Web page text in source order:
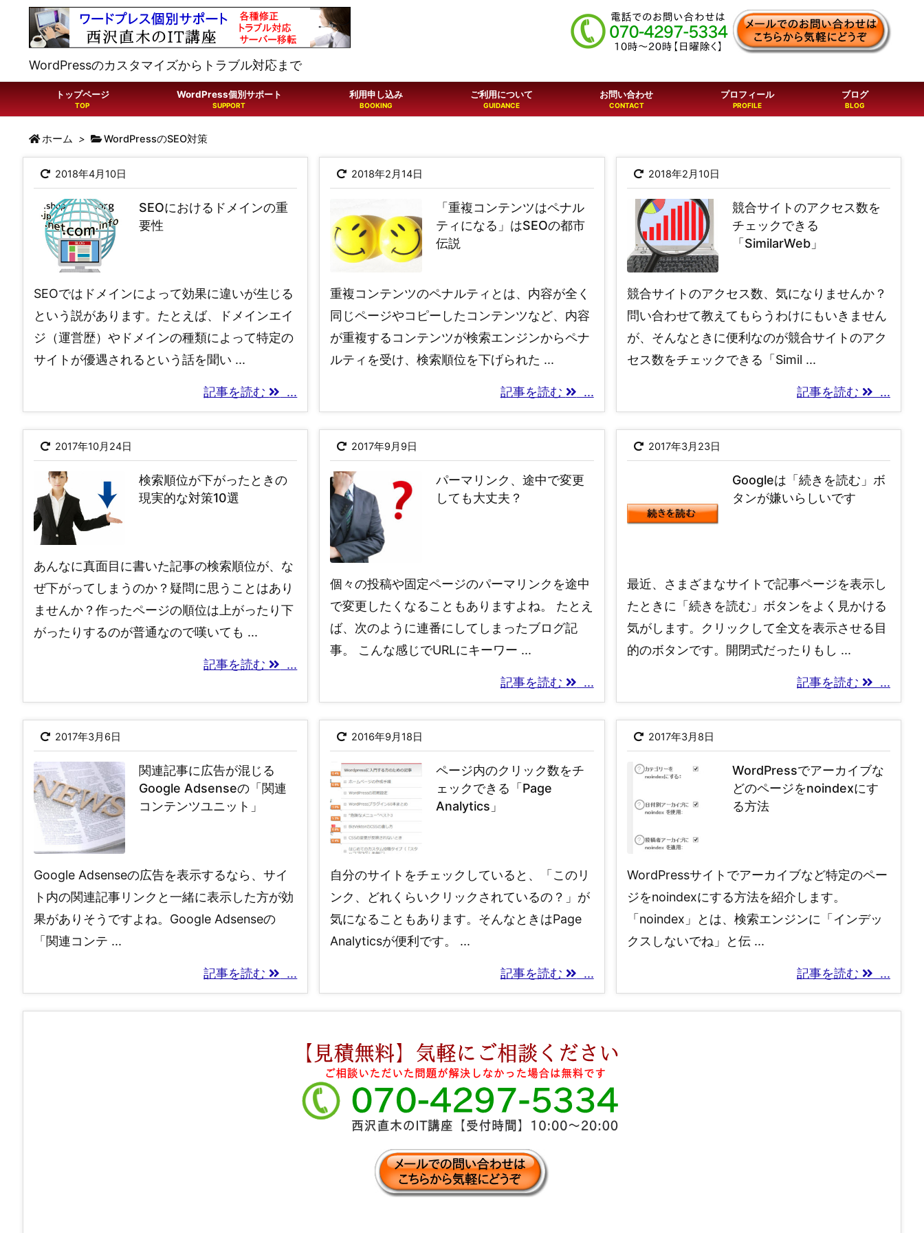
WordPressのカスタマイズからトラブル対応まで
トップページ WordPress個別サポート 利用申し込み ご利用について お問い合わせ プロフィール ブログ
ホーム > WordPressのSEO対策
2018年4月10日
SEOにおけるドメインの重
要性
SEOではドメインによって効果に違いが生じる
という説があります。たとえば、ドメインエイ
ジ（運営歴）やドメインの種類によって特定の
サイトが優遇されるという話を聞い ...
記事を読む ...
2018年2月14日
「重複コンテンツはペナル
ティになる」はSEOの都市
伝説
重複コンテンツのペナルティとは、内容が全く
同じページやコピーしたコンテンツなど、内容
が重複するコンテンツが検索エンジンからペナ
ルティを受け、検索順位を下げられた ...
記事を読む ...
2018年2月10日
競合サイトのアクセス数を
チェックできる
「SimilarWeb」
競合サイトのアクセス数、気になりませんか？
問い合わせて教えてもらうわけにもいきません
が、そんなときに便利なのが競合サイトのアク
セス数をチェックできる「Simil ...
記事を読む ...
2017年10月24日
検索順位が下がったときの
現実的な対策10選
あんなに真面目に書いた記事の検索順位が、な
ぜ下がってしまうのか？疑問に思うことはあり
ませんか？作ったページの順位は上がったり下
がったりするのが普通なので嘆いても ...
記事を読む ...
2017年9月9日
パーマリンク、途中で変更
しても大丈夫？
個々の投稿や固定ページのパーマリンクを途中
で変更したくなることもありますよね。 たとえ
ば、次のように連番にしてしまったブログ記
事。 こんな感じでURLにキーワー ...
記事を読む ...
2017年3月23日
Googleは「続きを読む」ボ
タンが嫌いらしいです
最近、さまざまなサイトで記事ページを表示し
たときに「続きを読む」ボタンをよく見かける
気がします。クリックして全文を表示させる目
的のボタンです。開閉式だったりもし ...
記事を読む ...
2017年3月6日
関連記事に広告が混じる
Google Adsenseの「関連
コンテンツユニット」
Google Adsenseの広告を表示するなら、サイ
ト内の関連記事リンクと一緒に表示した方が効
果がありそうですよね。Google Adsenseの
「関連コンテ ...
記事を読む ...
2016年9月18日
ページ内のクリック数をチ
ェックできる「Page
Analytics」
自分のサイトをチェックしていると、「このリ
ンク、どれくらいクリックされているの？」が
気になることもあります。そんなときはPage
Analyticsが便利です。 ...
記事を読む ...
2017年3月8日
WordPressでアーカイブな
どのページをnoindexにす
る方法
WordPressサイトでアーカイブなど特定のペー
ジをnoindexにする方法を紹介します。
「noindex」とは、検索エンジンに「インデッ
クスしないでね」と伝 ...
記事を読む ...